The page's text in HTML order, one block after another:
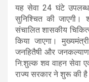
यह सेवा 24 घंटे उपलब्ध
सुनिश्चित की जाएगी।
संचालित शासकीय
किया जाएगा।
जनहितैषी और
नि:शुल्क शव वाहन सेवा
राज्य सरकार ने शुरू की